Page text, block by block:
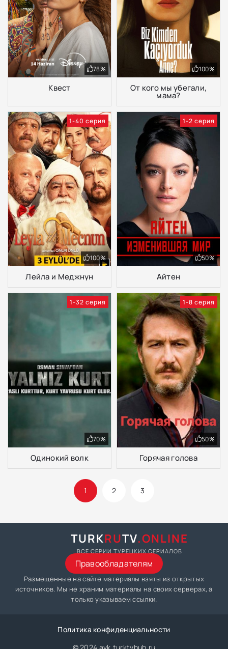
Квест
78%
От кого мы убегали,
мама?
100%
Лейла и Меджнун
100%
1-40 серия
Айтен
50%
1-2 серия
Одинокий волк
70%
1-32 серия
Горячая голова
50%
1-8 серия
1 2 3
TURKRUTV.ONLINE
ВСЕ СЕРИИ ТУРЕЦКИХ СЕРИАЛОВ
Правообладателям
Размещенные на сайте материалы взяты из открытых
источников. Мы не храним материалы на своих серверах, а
только указываем ссылки.
Политика конфиденциальности